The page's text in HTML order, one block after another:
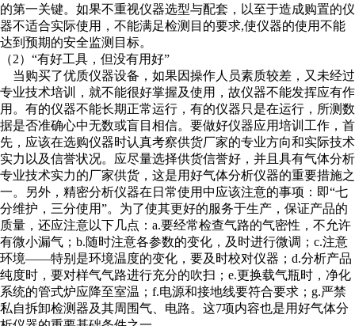
的第一关键。如果不重视仪器选型与配套，以至于造成购置的仪
器不适合实际使用，不能满足检测目的要求,使仪器的使用不能
达到预期的安全监测目标。
（2）“有好工具，但没有用好”
当购买了优质仪器设备，如果因操作人员素质较差，又未经过
专业技术培训，就不能很好掌握及使用，故仪器不能发挥应有作
用。有的仪器不能长期正常运行，有的仪器只是在运行，所测数
据是否准确心中无数或盲目相信。要做好仪器应用培训工作，首
先，应该在选购仪器时认真考察供货厂家的专业方向和实际技术
实力以及信誉状况。应尽量选择供货信誉好，并且具有气体分析
专业技术实力的厂家供货，这是用好气体分析仪器的重要措施之
一。另外，精密分析仪器在日常使用中应该注意的事项：即“七
分维护，三分使用”。为了使其更好的服务于生产，保证产品的
质量，还应注意以下几点：a.要经常检查气路的气密性，不允许
有微小漏气；b.随时注意各参数的变化，及时进行微调；c.注意
环境——特别是环境温度的变化，要及时校对仪器；d.分析产品
纯度时，要对样气气路进行充分的吹扫；e.更换载气瓶时，净化
系统的管式炉应降至室温；f.电源和接地线要符合要求；g.严禁
私自拆卸检测器及其周围气、电路。这7项内容也是用好气体分